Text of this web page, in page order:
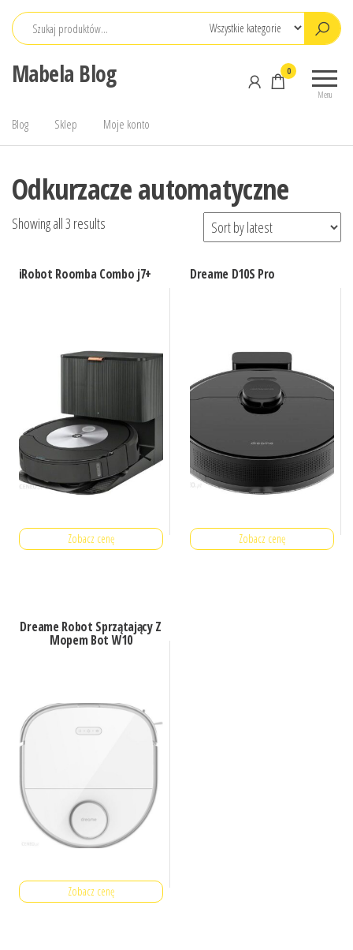
Przejdź
Mabela Blog
Menu
0
Blog Sklep Moje konto
Odkurzacze automatyczne
Showing all 3 results
iRobot Roomba Combo j7+
Zobacz cenę
Dreame D10S Pro
Zobacz cenę
Dreame Robot Sprzątający Z
Mopem Bot W10
Zobacz cenę